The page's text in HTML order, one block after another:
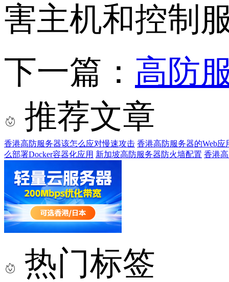
害主机和控制
下一篇： 高防
推荐文章
香港高防服务器该怎么应对慢速攻击 香港高防服务器的Web
么部署Docker容器化应用 新加坡高防服务器防火墙配置 香港
热门标签